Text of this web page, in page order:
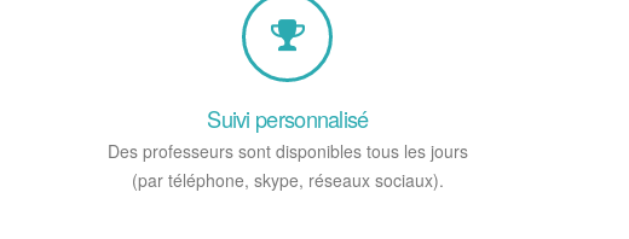
Suivi personnalisé
Des professeurs sont disponibles tous les jours
(par téléphone, skype, réseaux sociaux).